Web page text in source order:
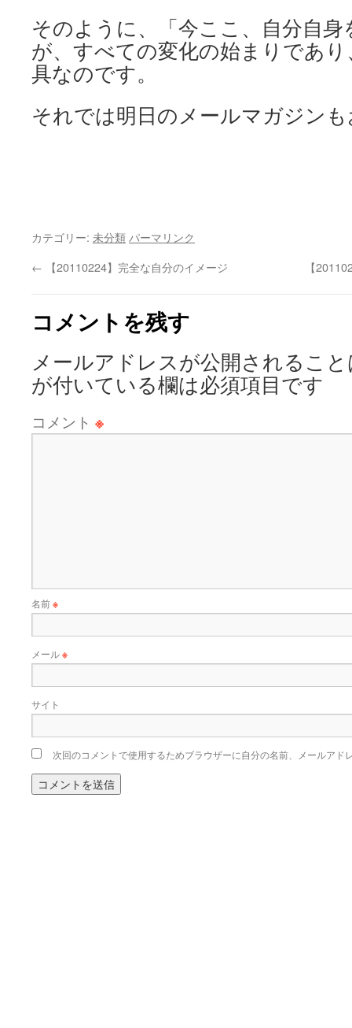
そのように、「今ここ、自分自
が、すべての変化の始まりであ
具なのです。
それでは明日のメールマガジン
カテゴリー: 未分類 パーマリンク
← 【20110224】完全な自分のイメージ 【
コメントを残す
メールアドレスが公開されるこ
が付いている欄は必須項目です
コメント ※
名前※
メール※
サイト
次回のコメントで使用するためブラウザーに自分の名前、メールアド